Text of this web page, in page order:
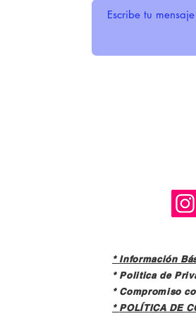
* Información
* Politica de
* Compromiso
* POLÍTICA DE